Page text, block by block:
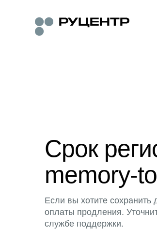
Срок
memory-
Если вы хотите
оплаты продления.
службе поддержки.